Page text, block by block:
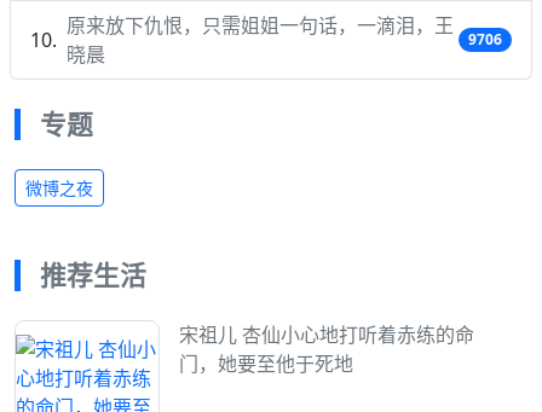
原来放下仇恨，只需姐姐一句话，一滴泪，王
晓晨
9706
专题
微博之夜
推荐生活
宋祖儿 杏仙小心地打听着赤练的命
门，她要至他于死地